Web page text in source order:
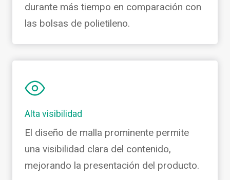
durante más tiempo en comparación con
las bolsas de polietileno.
Alta visibilidad
El diseño de malla prominente permite
una visibilidad clara del contenido,
mejorando la presentación del producto.